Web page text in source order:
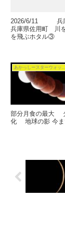
2026/6/11 兵庫県
兵庫県佐用町 川を飛ぶホタル②
を飛ぶホタル③
部分月食の最大 ターコイズフリンジ 形の変化 地球の影 形の変
化